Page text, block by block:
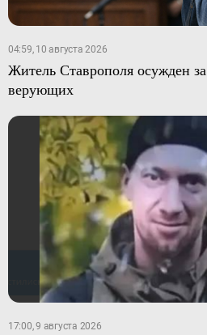
04:59, 10 августа 2026
Житель Ставрополя осужден
верующих
17:00, 9 августа 2026